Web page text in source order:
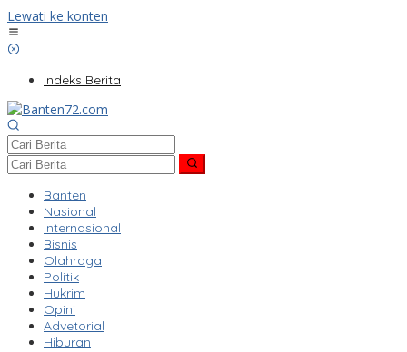
Lewati ke konten
Indeks Berita
Banten
Nasional
Internasional
Bisnis
Olahraga
Politik
Hukrim
Opini
Advetorial
Hiburan